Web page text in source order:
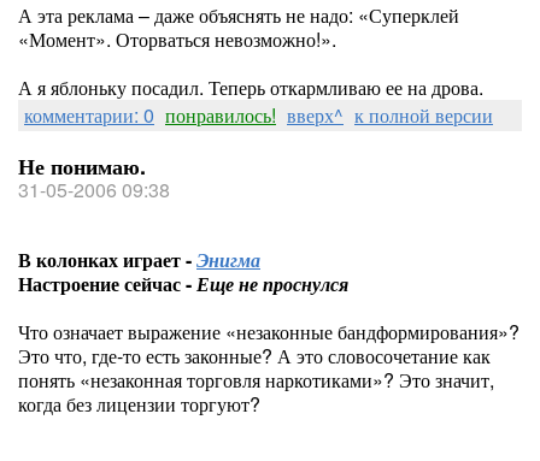
А эта реклама – даже объяснять не надо: «Суперклей
«Момент». Оторваться невозможно!».
А я яблоньку посадил. Теперь откармливаю ее на дрова.
комментарии: 0 понравилось! вверх^ к полной версии
Не понимаю.
31-05-2006 09:38
В колонках играет -Энигма
Настроение сейчас -Еще не проснулся
Что означает выражение «незаконные бандформирования»?
Это что, где-то есть законные? А это словосочетание как
понять «незаконная торговля наркотиками»? Это значит,
когда без лицензии торгуют?